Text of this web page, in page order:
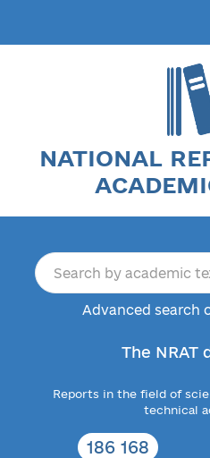
NATIONAL
Advanced search
The NRAT
Reports in the field of
technical
186 168